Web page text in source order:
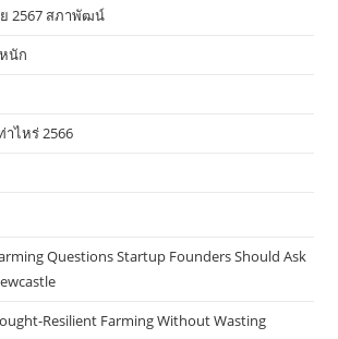
2567 สภาพัฒน์
นัก
าไหร่ 2566
Questions Startup Founders Should Ask
Resilient Farming Without Wasting